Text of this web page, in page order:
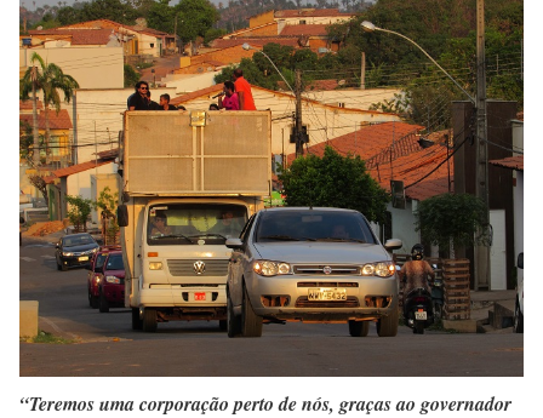
“Teremos uma corporação perto de nós, graças ao governador